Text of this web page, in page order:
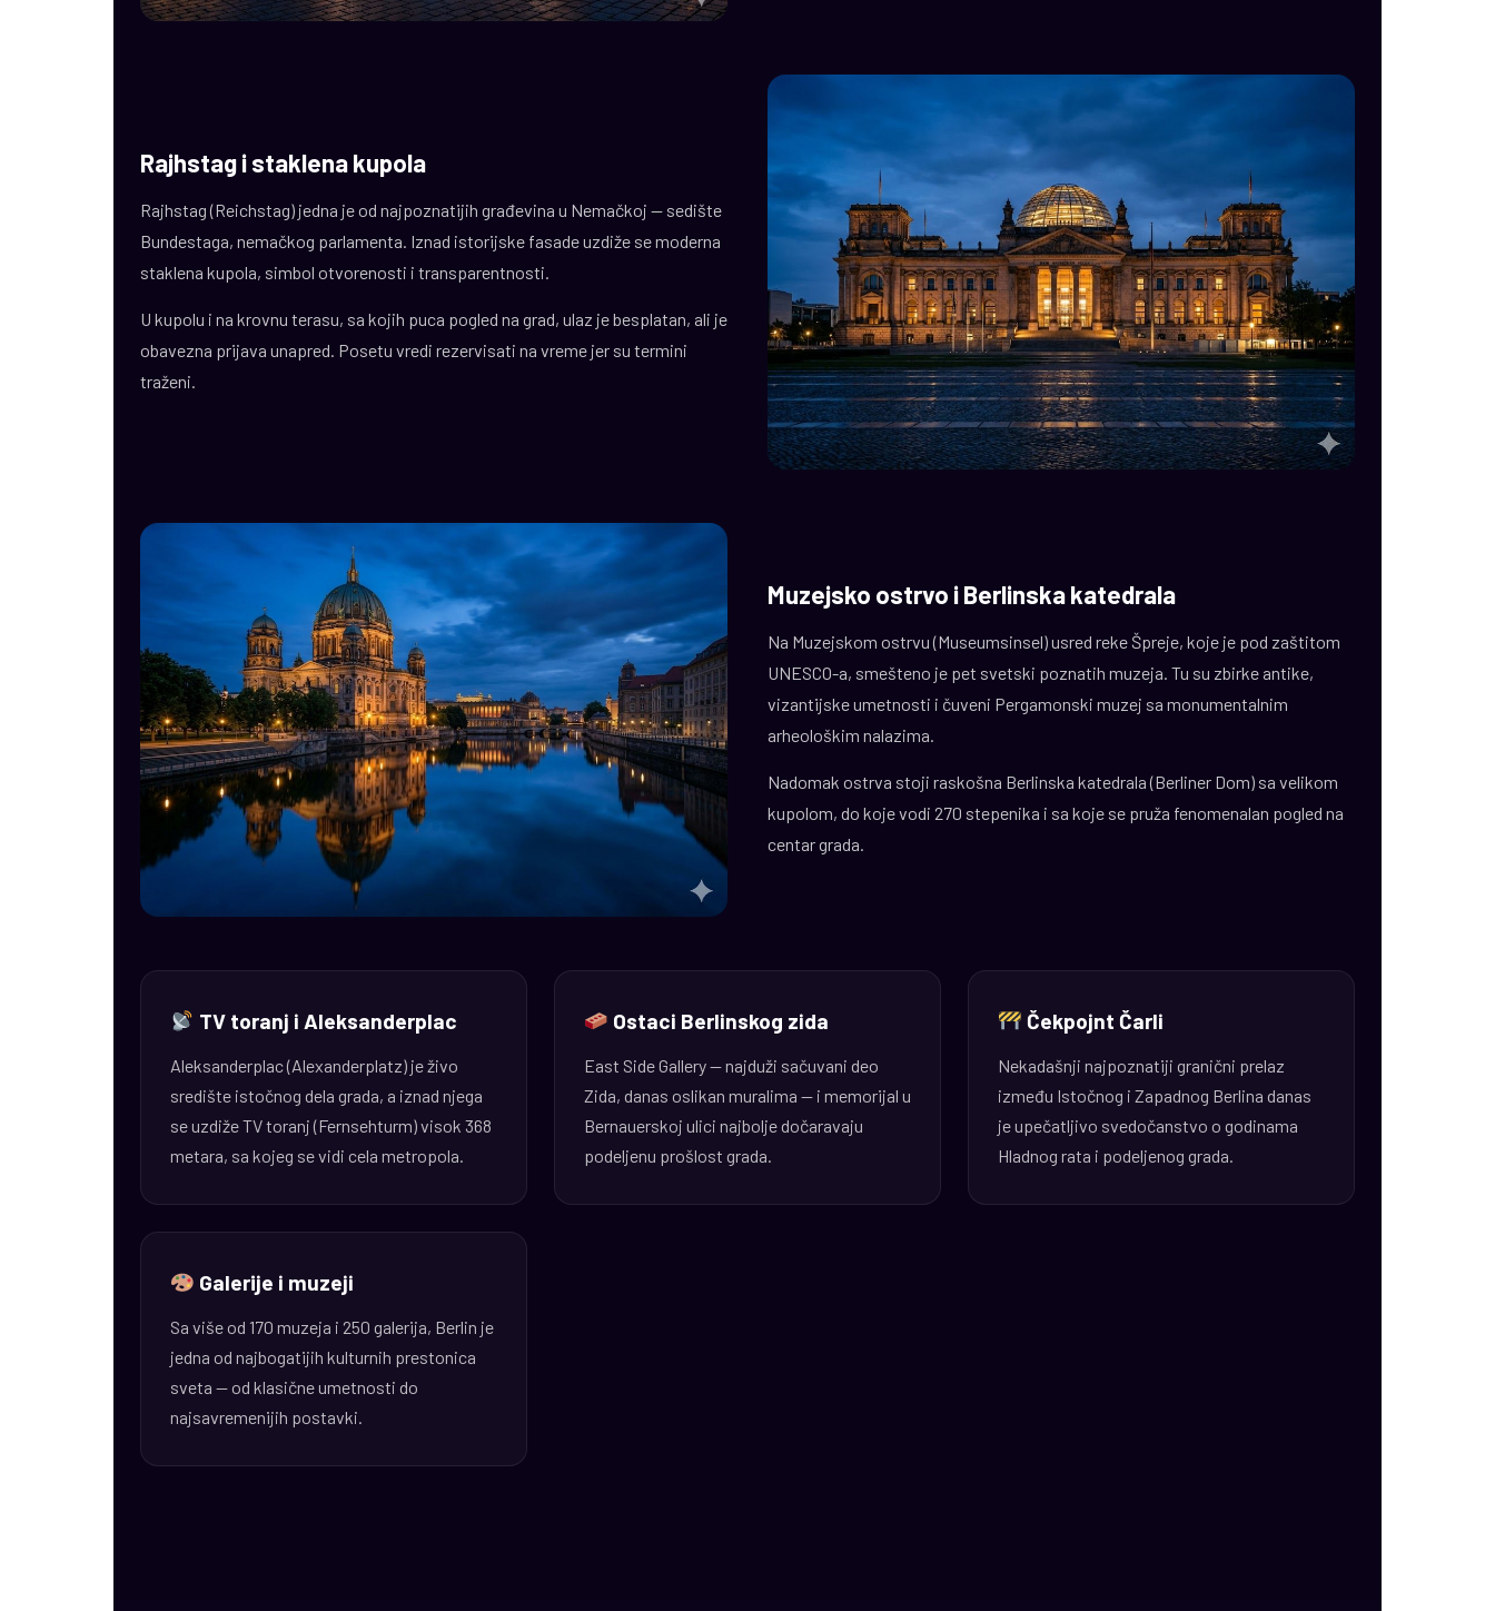
Rajhstag i staklena kupola
Rajhstag (Reichstag) jedna je od najpoznatijih građevina u Nemačkoj — sedište
Bundestaga, nemačkog parlamenta. Iznad istorijske fasade uzdiže se moderna
staklena kupola, simbol otvorenosti i transparentnosti.
U kupolu i na krovnu terasu, sa kojih puca pogled na grad, ulaz je besplatan, ali je
obavezna prijava unapred. Posetu vredi rezervisati na vreme jer su termini
traženi.
Muzejsko ostrvo i Berlinska katedrala
Na Muzejskom ostrvu (Museumsinsel) usred reke Špreje, koje je pod zaštitom
UNESCO-a, smešteno je pet svetski poznatih muzeja. Tu su zbirke antike,
vizantijske umetnosti i čuveni Pergamonski muzej sa monumentalnim
arheološkim nalazima.
Nadomak ostrva stoji raskošna Berlinska katedrala (Berliner Dom) sa velikom
kupolom, do koje vodi 270 stepenika i sa koje se pruža fenomenalan pogled na
centar grada.
TV toranj i Aleksanderplac
Aleksanderplac (Alexanderplatz) je živo
središte istočnog dela grada, a iznad njega
se uzdiže TV toranj (Fernsehturm) visok 368
metara, sa kojeg se vidi cela metropola.
Ostaci Berlinskog zida
East Side Gallery — najduži sačuvani deo
Zida, danas oslikan muralima — i memorijal u
Bernauerskoj ulici najbolje dočaravaju
podeljenu prošlost grada.
Čekpojnt Čarli
Nekadašnji najpoznatiji granični prelaz
između Istočnog i Zapadnog Berlina danas
je upečatljivo svedočanstvo o godinama
Hladnog rata i podeljenog grada.
Galerije i muzeji
Sa više od 170 muzeja i 250 galerija, Berlin je
jedna od najbogatijih kulturnih prestonica
sveta — od klasične umetnosti do
najsavremenijih postavki.